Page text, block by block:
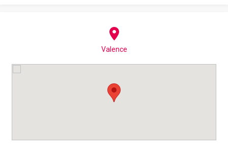
Valence